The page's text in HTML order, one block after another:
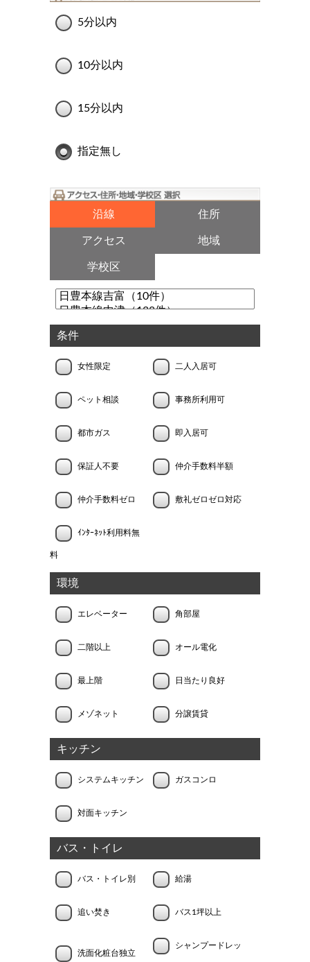
5分以内
10分以内
15分以内
指定無し
沿線 住所
アクセス 地域
学校区
条件
女性限定 二人入居可
ペット相談 事務所利用可
都市ガス 即入居可
保証人不要 仲介手数料半額
仲介手数料ゼロ 敷礼ゼロゼロ対応
ｲﾝﾀｰﾈｯﾄ利用料無
料
環境
エレベーター 角部屋
二階以上 オール電化
最上階 日当たり良好
メゾネット 分譲賃貸
キッチン
システムキッチン ガスコンロ
対面キッチン
バス・トイレ
バス・トイレ別 給湯
追い焚き バス1坪以上
洗面化粧台独立
シャンプードレッ